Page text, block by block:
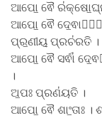
ଆପୋ॒ ଵୈ
ଆପୋ॒ ଵୈ
ପ୍ର॒ଣୀୟ॒ ପ୍ରଚ॑ରତି
ଆପୋ॒ ଵୈ ସର୍ଵା॑
।
ଅ॒ପଃ ପ୍ରଣ॑ୟତି ।
ଆପୋ॒ ଵୈ ଶାଂ॒ତାଃ